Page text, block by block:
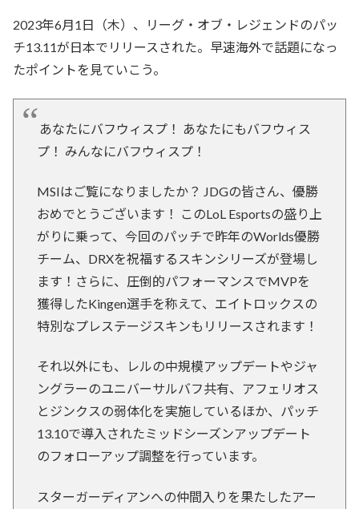
2023年6月1日（木）、リーグ・オブ・レジェンドのパッ
チ13.11が日本でリリースされた。早速海外で話題になっ
たポイントを見ていこう。
あなたにバフウィスプ！ あなたにもバフウィス
プ！ みんなにバフウィスプ！
MSIはご覧になりましたか？ JDGの皆さん、優勝
おめでとうございます！ このLoL Esportsの盛り上
がりに乗って、今回のパッチで昨年のWorlds優勝
チーム、DRXを祝福するスキンシリーズが登場し
ます！さらに、圧倒的パフォーマンスでMVPを
獲得したKingen選手を称えて、エイトロックスの
特別なプレステージスキンもリリースされます！
それ以外にも、レルの中規模アップデートやジャ
ングラーのユニバーサルバフ共有、アフェリオス
とジンクスの弱体化を実施しているほか、パッチ
13.10で導入されたミッドシーズンアップデート
のフォローアップ調整を行っています。
スターガーディアンへの仲間入りを果たしたアー